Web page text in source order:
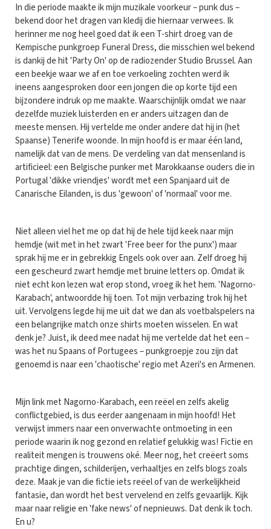
In die periode maakte ik mijn muzikale voorkeur – punk dus –
bekend door het dragen van kledij die hiernaar verwees. Ik
herinner me nog heel goed dat ik een T-shirt droeg van de
Kempische punkgroep Funeral Dress, die misschien wel bekend
is dankij de hit 'Party On' op de radiozender Studio Brussel. Aan
een beekje waar we af en toe verkoeling zochten werd ik
ineens aangesproken door een jongen die op korte tijd een
bijzondere indruk op me maakte. Waarschijnlijk omdat we naar
dezelfde muziek luisterden en er anders uitzagen dan de
meeste mensen. Hij vertelde me onder andere dat hij in (het
Spaanse) Tenerife woonde. In mijn hoofd is er maar één land,
namelijk dat van de mens. De verdeling van dat mensenland is
artificieel: een Belgische punker met Marokkaanse ouders die in
Portugal 'dikke vriendjes' wordt met een Spanjaard uit de
Canarische Eilanden, is dus 'gewoon' of 'normaal' voor me.
Niet alleen viel het me op dat hij de hele tijd keek naar mijn
hemdje (wit met in het zwart 'Free beer for the punx') maar
sprak hij me er in gebrekkig Engels ook over aan. Zelf droeg hij
een gescheurd zwart hemdje met bruine letters op. Omdat ik
niet echt kon lezen wat erop stond, vroeg ik het hem. 'Nagorno-
Karabach', antwoordde hij toen. Tot mijn verbazing trok hij het
uit. Vervolgens legde hij me uit dat we dan als voetbalspelers na
een belangrijke match onze shirts moeten wisselen. En wat
denk je? Juist, ik deed mee nadat hij me vertelde dat het een –
was het nu Spaans of Portugees – punkgroepje zou zijn dat
genoemd is naar een 'chaotische' regio met Azeri's en Armenen.
Mijn link met Nagorno-Karabach, een reëel en zelfs akelig
conflictgebied, is dus eerder aangenaam in mijn hoofd! Het
verwijst immers naar een onverwachte ontmoeting in een
periode waarin ik nog gezond en relatief gelukkig was! Fictie en
realiteit mengen is trouwens oké. Meer nog, het creëert soms
prachtige dingen, schilderijen, verhaaltjes en zelfs blogs zoals
deze. Maak je van die fictie iets reëel of van de werkelijkheid
fantasie, dan wordt het best vervelend en zelfs gevaarlijk. Kijk
maar naar religie en 'fake news' of nepnieuws. Dat denk ik toch.
En u?